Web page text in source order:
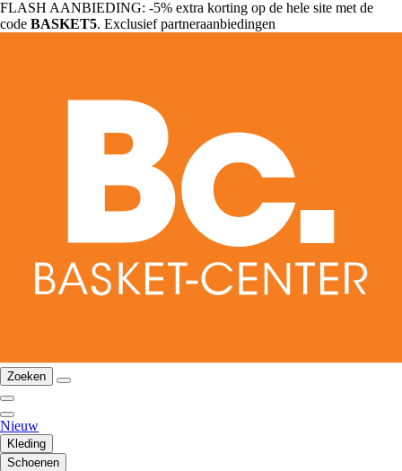
FLASH AANBIEDING: -5% extra korting op de hele site met de
code BASKET5. Exclusief partneraanbiedingen
Zoeken
Nieuw
Kleding
Schoenen